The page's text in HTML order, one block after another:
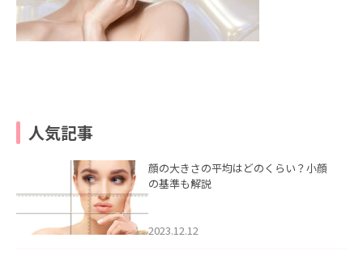
人気記事
顔の大きさの平均はどのくらい？小顔
の基準も解説
2023.12.12